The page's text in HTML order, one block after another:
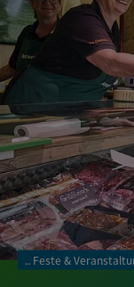
Leben &
Wirtschaft &
.. Feste &